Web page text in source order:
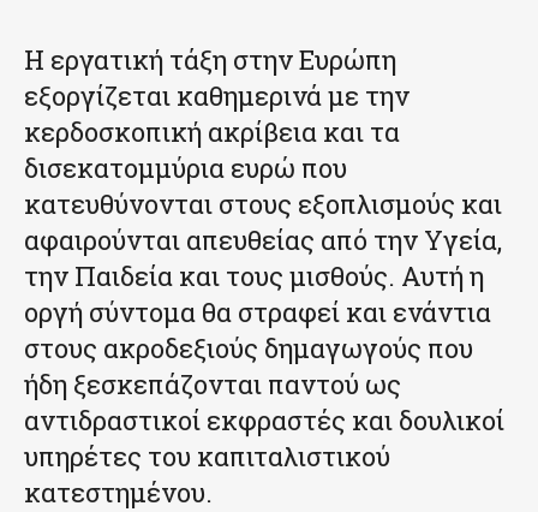
Η εργατική τάξη στην Ευρώπη
εξοργίζεται καθημερινά με την
κερδοσκοπική ακρίβεια και τα
δισεκατομμύρια ευρώ που
κατευθύνονται στους εξοπλισμούς και
αφαιρούνται απευθείας από την Υγεία,
την Παιδεία και τους μισθούς. Αυτή η
οργή σύντομα θα στραφεί και ενάντια
στους ακροδεξιούς δημαγωγούς που
ήδη ξεσκεπάζονται παντού ως
αντιδραστικοί εκφραστές και δουλικοί
υπηρέτες του καπιταλιστικού
κατεστημένου.